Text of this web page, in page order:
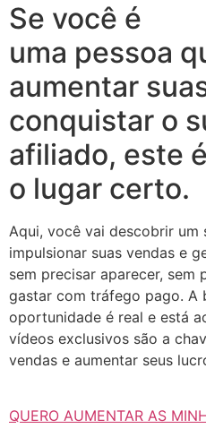
Se você é
uma pessoa
aumentar
conquistar o
afiliado, este é
o lugar certo.
Aqui, você vai descobrir um
impulsionar suas vendas e
sem precisar aparecer, sem
gastar com tráfego pago. A
oportunidade é real e está
vídeos exclusivos são a
vendas e aumentar seus
QUERO AUMENTAR AS